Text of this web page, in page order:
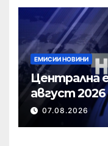
ЕМИСИИ НОВИНИ
Централна
август 2026
07.08.2026